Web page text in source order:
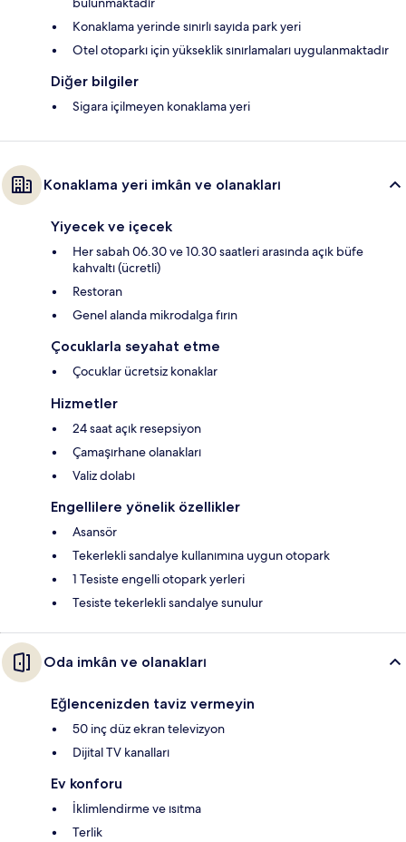
Konaklama yerinde sınırlı sayıda park yeri
Otel otoparkı için yükseklik sınırlamaları uygulanmaktadır
Diğer bilgiler
Sigara içilmeyen konaklama yeri
Konaklama yeri imkân ve olanakları
Yiyecek ve içecek
Her sabah 06.30 ve 10.30 saatleri arasında açık büfe
kahvaltı (ücretli)
Restoran
Genel alanda mikrodalga fırın
Çocuklarla seyahat etme
Çocuklar ücretsiz konaklar
Hizmetler
24 saat açık resepsiyon
Çamaşırhane olanakları
Valiz dolabı
Engellilere yönelik özellikler
Asansör
Tekerlekli sandalye kullanımına uygun otopark
1 Tesiste engelli otopark yerleri
Tesiste tekerlekli sandalye sunulur
Oda imkân ve olanakları
Eğlencenizden taviz vermeyin
50 inç düz ekran televizyon
Dijital TV kanalları
Ev konforu
İklimlendirme ve ısıtma
Terlik